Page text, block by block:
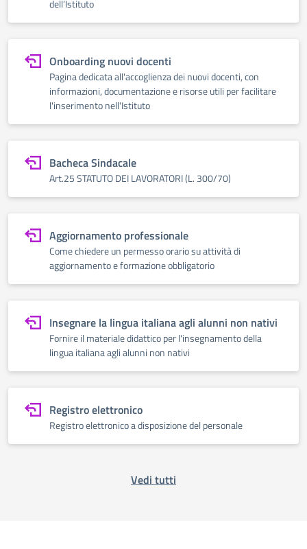
dell’Istituto
Onboarding nuovi docenti
Pagina dedicata all'accoglienza dei nuovi docenti, con
informazioni, documentazione e risorse utili per facilitare
l'inserimento nell'Istituto
Bacheca Sindacale
Art.25 STATUTO DEI LAVORATORI (L. 300/70)
Aggiornamento professionale
Come chiedere un permesso orario su attività di
aggiornamento e formazione obbligatorio
Insegnare la lingua italiana agli alunni non nativi
Fornire il materiale didattico per l'insegnamento della
lingua italiana agli alunni non nativi
Registro elettronico
Registro elettronico a disposizione del personale
Vedi tutti